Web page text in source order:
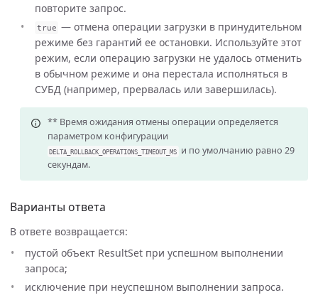
повторите запрос.
true — отмена операции загрузки в принудительном
режиме без гарантий ее остановки. Используйте этот
режим, если операцию загрузки не удалось отменить
в обычном режиме и она перестала исполняться в
СУБД (например, прервалась или завершилась).
** Время ожидания отмены операции определяется
параметром конфигурации
DELTA_ROLLBACK_OPERATIONS_TIMEOUT_MS
и по умолчанию равно 29
секундам.
Варианты ответа
В ответе возвращается:
пустой объект ResultSet при успешном выполнении
запроса;
исключение при неуспешном выполнении запроса.